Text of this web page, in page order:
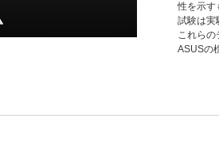
性を示す
試験は実
これらの
ASUSの